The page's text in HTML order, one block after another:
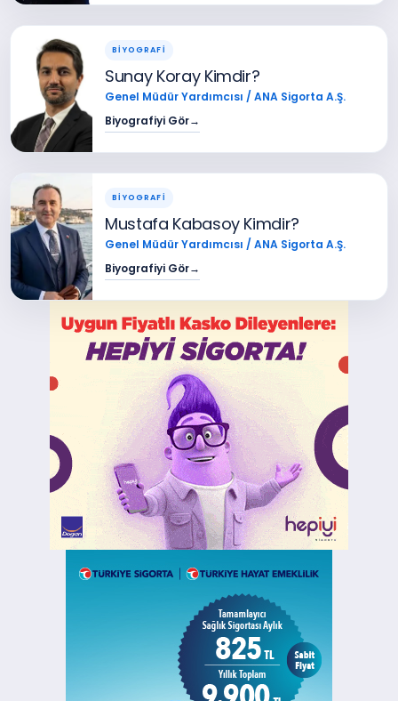
BİYOGRAFİ
Sunay Koray Kimdir?
Genel Müdür Yardımcısı / ANA Sigorta A.Ş.
Biyografiyi Gör→
BİYOGRAFİ
Mustafa Kabasoy Kimdir?
Genel Müdür Yardımcısı / ANA Sigorta A.Ş.
Biyografiyi Gör→